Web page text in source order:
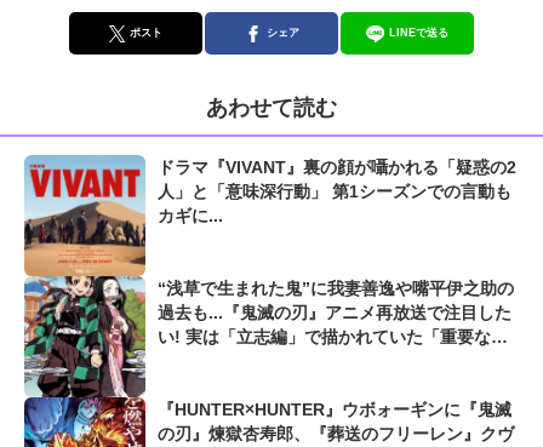
ポスト シェア LINEで送る
あわせて読む
ドラマ『VIVANT』裏の顔が囁かれる「疑惑の2
人」と「意味深行動」 第1シーズンでの言動も
カギに...
“浅草で生まれた鬼”に我妻善逸や嘴平伊之助の
過去も...『鬼滅の刃』アニメ再放送で注目した
い! 実は「立志編」で描かれていた「重要な伏
『HUNTER×HUNTER』ウボォーギンに『鬼滅
の刃』煉獄杏寿郎、『葬送のフリーレン』クヴ